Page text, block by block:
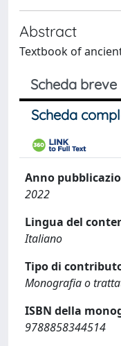
Abstract
Textbook of
Scheda breve
Scheda
Anno
2022
Lingua del
Italiano
Tipo di
Monografia o
ISBN della
9788858344514